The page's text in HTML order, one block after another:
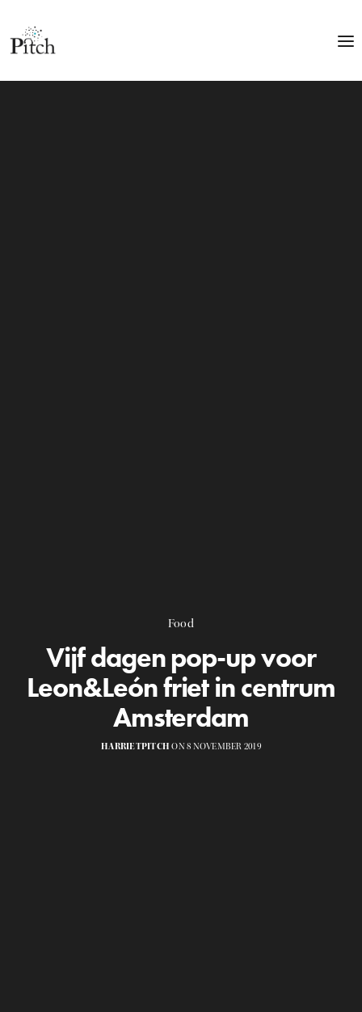
Food
Vijf dagen pop-up voor
Leon&León friet in centrum
Amsterdam
HARRIETPITCH ON 8 NOVEMBER 2019